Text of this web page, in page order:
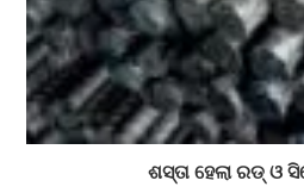
ଶସ୍ତା ହେଲା ରଡ୍ ଓ